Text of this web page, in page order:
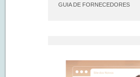
GUIA DE FORNECEDORES